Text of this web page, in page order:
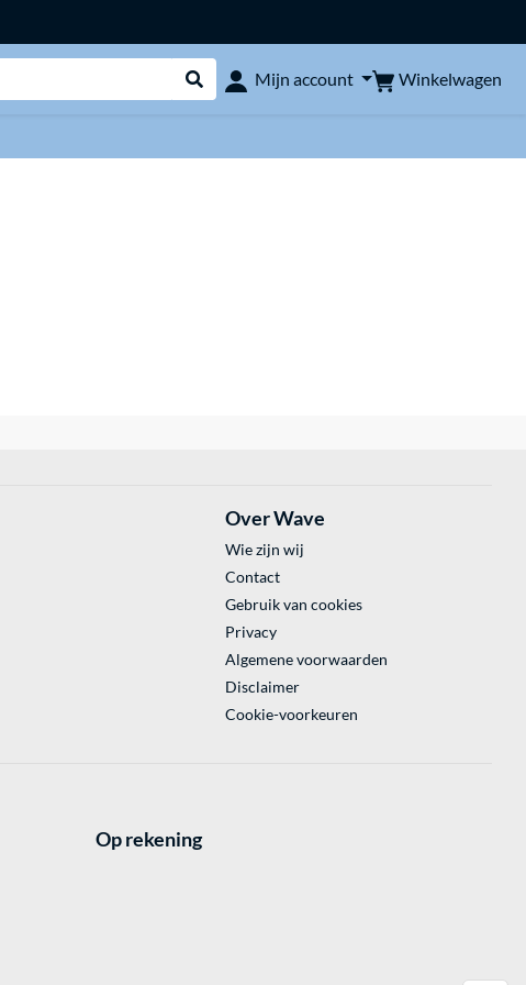
Webshop doorzoeken
Mijn account Winkelwagen
Over Wave
Wie zijn wij
Contact
Gebruik van cookies
Privacy
Algemene voorwaarden
Disclaimer
Cookie-voorkeuren
Op rekening